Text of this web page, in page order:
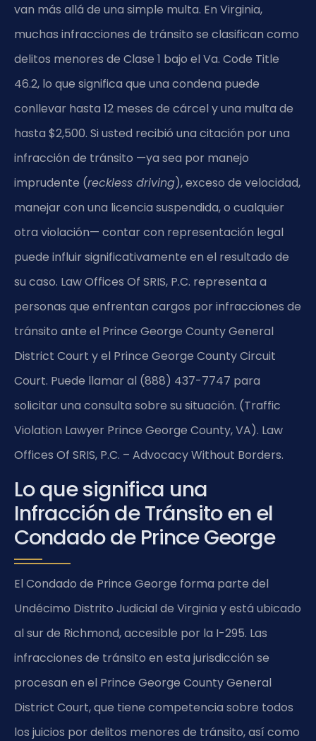
van más allá de una simple multa. En Virginia,
muchas infracciones de tránsito se clasifican como
delitos menores de Clase 1 bajo el Va. Code Title
46.2, lo que significa que una condena puede
conllevar hasta 12 meses de cárcel y una multa de
hasta $2,500. Si usted recibió una citación por una
infracción de tránsito —ya sea por manejo
imprudente (reckless driving), exceso de velocidad,
manejar con una licencia suspendida, o cualquier
otra violación— contar con representación legal
puede influir significativamente en el resultado de
su caso. Law Offices Of SRIS, P.C. representa a
personas que enfrentan cargos por infracciones de
tránsito ante el Prince George County General
District Court y el Prince George County Circuit
Court. Puede llamar al (888) 437-7747 para
solicitar una consulta sobre su situación. (Traffic
Violation Lawyer Prince George County, VA). Law
Offices Of SRIS, P.C. – Advocacy Without Borders.
Lo que significa una
Infracción de Tránsito en el
Condado de Prince George
El Condado de Prince George forma parte del
Undécimo Distrito Judicial de Virginia y está ubicado
al sur de Richmond, accesible por la I-295. Las
infracciones de tránsito en esta jurisdicción se
procesan en el Prince George County General
District Court, que tiene competencia sobre todos
los juicios por delitos menores de tránsito, así como